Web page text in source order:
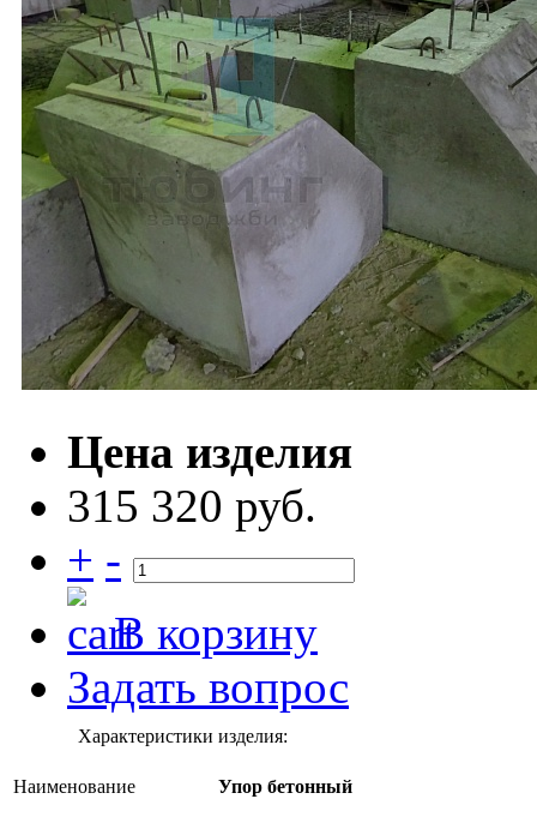
Цена изделия
315 320 руб.
+ -
В корзину
Задать вопрос
Характеристики изделия:
Наименование Упор бетонный